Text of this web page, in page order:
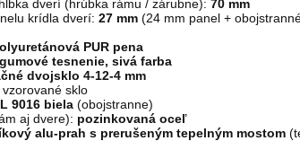
dverí (hrúbka rámu / zárubne): 70 mm
krídla dverí: 27 mm(24 mm panel +
PUR pena
tesnenie, sivá farba
dvojsklo 4-12-4 mm
vzorované sklo
9016 biela(obojstranne)
aj dvere): pozinkovaná oceľ
alu-prah s prerušeným tepelným mostom